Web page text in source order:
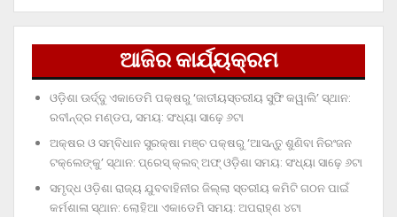
ଆଜିର କାର୍ଯ୍ୟକ୍ରମ
ଓଡ଼ିଶା ଊର୍ଦ୍ଦୁ ଏକାଡେମି ପକ୍ଷରୁ ‘ଜାତୀୟସ୍ତରୀୟ ସୁଫି କୱାଲି’ ସ୍ଥାନ:
ରବୀନ୍ଦ୍ର ମଣ୍ଡପ, ସମୟ: ସଂଧ୍ୟା ସାଢ଼େ ୬ଟା
ଅକ୍ଷର ଓ ସମ୍ବିଧାନ ସୁରକ୍ଷା ମଞ୍ଚ ପକ୍ଷରୁ ‘ଆସନ୍ତୁ ଶୁଣିବା ନିରଂଜନ
ଟକ୍‌ଲେଙ୍କୁ’ ସ୍ଥାନ: ପ୍ରେସ୍‌ କ୍ଲବ୍‌ ଅଫ୍‌ ଓଡ଼ିଶା ସମୟ: ସଂଧ୍ୟା ସାଢ଼େ ୬ଟା
ସମୃଦ୍ଧ ଓଡ଼ିଶା ରାଜ୍ୟ ଯୁବବାହିନୀର ଜିଲ୍ଲା ସ୍ତରୀୟ କମିଟି ଗଠନ ପାଇଁ
କର୍ମଶାଳା ସ୍ଥାନ: ଲୋହିଆ ଏକାଡେମି ସମୟ: ଅପରାହ୍‌ଣ ୪ଟା